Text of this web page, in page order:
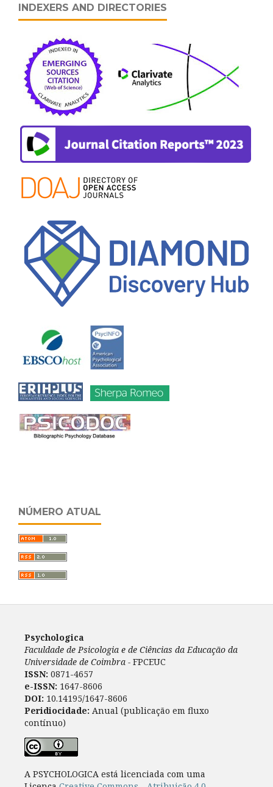
INDEXERS AND DIRECTORIES
NÚMERO ATUAL
Psychologica
Faculdade de Psicologia e de Ciências da Educação da
Universidade de Coimbra - FPCEUC
ISSN: 0871-4657
e-ISSN: 1647-8606
DOI: 10.14195/1647-8606
Peridiocidade: Anual (publicação em fluxo
contínuo)
A PSYCHOLOGICA está licenciada com uma